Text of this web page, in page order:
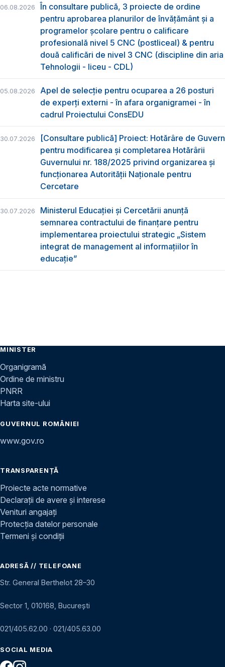
06.08.2026
În consultare publică, 3 proiecte de ordine
pentru aprobarea planurilor de învățământ și a
programelor școlare pentru o calificare
profesională nivel 5 CNC (postliceal) & pentru
două calificări de nivel 3 CNC (discipline din aria
Tehnologii - liceu - CDL)
05.08.2026
Apel de selecție pentru ocuparea a 26 posturi
de experți externi - în afara organigramei - în
cadrul Proiectului ConsEDU
30.07.2026
[Consultare publică] Proiect: Hotărâre de Guvern
pentru modificarea și completarea Hotărârii
Guvernului nr. 188/2025 privind organizarea şi
funcţionarea Autorităţii Naţionale pentru
Cercetare
30.07.2026
Ministerul Educației și Cercetării anunță
semnarea contractului de finanțare pentru
implementarea proiectului strategic „Sistem
integrat de management al informațiilor în
educație”
MINISTER
Organigramă
Ordine de ministru
PNRR
Harta site-ului
GUVERNUL ROMÂNIEI
www.gov.ro
TRANSPARENȚĂ
Proiecte acte normative
Declarații de avere și interese
Venituri angajați
Protecția datelor personale
Termeni și condiții
ADRESĂ // TELEFOANE
Str. General Berthelot 28–30
Sector 1, 010168, București
021/405.62.00 · 021/405.63.00
SOCIAL MEDIA